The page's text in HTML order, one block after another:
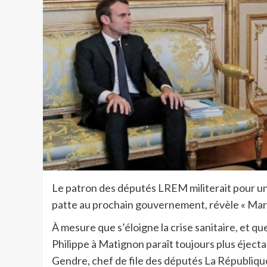
Le patron des députés LREM militerait pour
patte au prochain gouvernement, révèle «
À mesure que s’éloigne la crise sanitaire, et
Philippe à Matignon paraît toujours plus
Gendre, chef de file des députés La